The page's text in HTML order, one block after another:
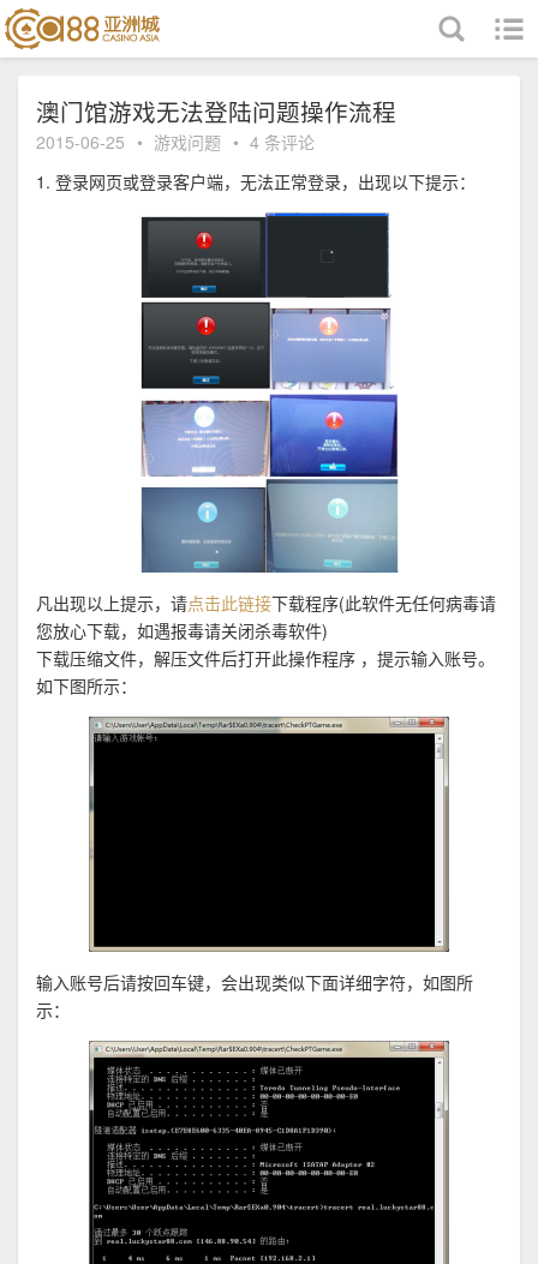
澳门馆游戏无法登陆问题操作流程
2015-06-25 • 游戏问题 • 4 条评论
1. 登录网页或登录客户端，无法正常登录，出现以下提示：
凡出现以上提示，请点击此链接下载程序(此软件无任何病毒请
您放心下载，如遇报毒请关闭杀毒软件)
下载压缩文件，解压文件后打开此操作程序 ，提示输入账号。
如下图所示：
输入账号后请按回车键，会出现类似下面详细字符，如图所
示：